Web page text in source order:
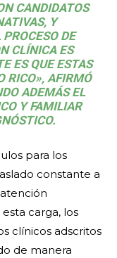
CANDIDATOS
Y
DE
CLÍNICA ES
ES QUE ESTAS
RICO», AFIRMÓ
ADEMÁS EL
Y FAMILIAR
para los
constante a
carga, los
clínicos adscritos
de manera